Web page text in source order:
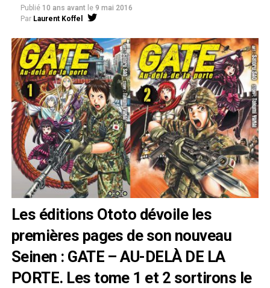
Publié 10 ans avant le 9 mai 2016
Par Laurent Koffel
Les éditions Ototo dévoile les
premières pages de son nouveau
Seinen : GATE – AU-DELÀ DE LA
PORTE. Les tome 1 et 2 sortirons le